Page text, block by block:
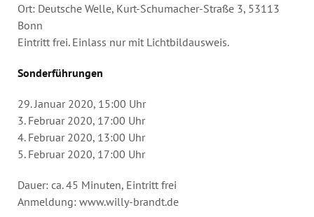
Ort: Deutsche Welle, Kurt-Schumacher-Straße 3, 53113
Bonn
Eintritt frei. Einlass nur mit Lichtbildausweis.
Sonderführungen
29. Januar 2020, 15:00 Uhr
3. Februar 2020, 17:00 Uhr
4. Februar 2020, 13:00 Uhr
5. Februar 2020, 17:00 Uhr
Dauer: ca. 45 Minuten, Eintritt frei
Anmeldung: www.willy-brandt.de